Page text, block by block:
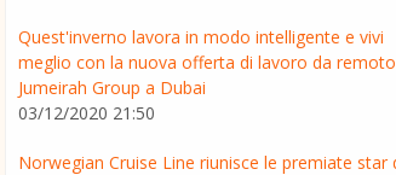
Quest'inverno lavora in modo intelligente e vivi
meglio con la nuova offerta di lavoro da
Jumeirah Group a Dubai
03/12/2020 21:50
Norwegian Cruise Line riunisce le premiate star